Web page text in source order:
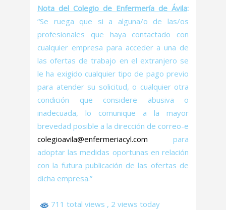
Nota del Colegio de Enfermería de Ávila:
“Se ruega que si a alguna/o de las/os
profesionales que haya contactado con
cualquier empresa para acceder a una de
las ofertas de trabajo en el extranjero se
le ha exigido cualquier tipo de pago previo
para atender su solicitud, o cualquier otra
condición que considere abusiva o
inadecuada, lo comunique a la mayor
brevedad posible a la dirección de correo-e
colegioavila@enfermeriacyl.com para
adoptar las medidas oportunas en relación
con la futura publicación de las ofertas de
dicha empresa.”
711 total views , 2 views today